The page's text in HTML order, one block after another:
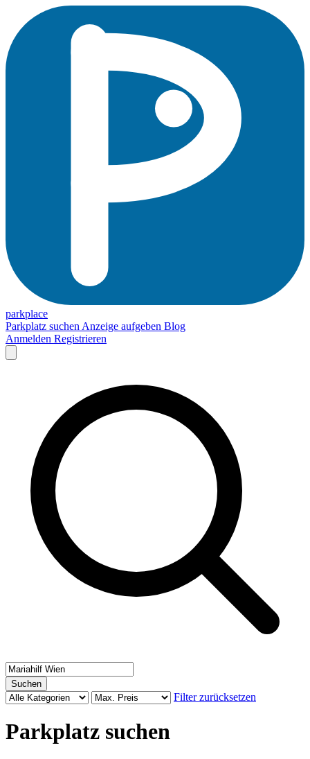
parkplace
Parkplatz suchen Anzeige aufgeben Blog
Anmelden Registrieren
Suchen
Filter zurücksetzen
Parkplatz suchen